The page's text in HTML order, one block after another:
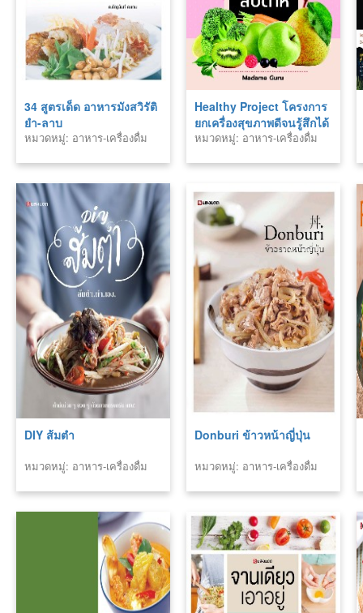
34 สูตรเด็ด อาหารมังสวิรัติ
ยำ-ลาบ
หมวดหมู่: อาหาร-เครื่องดื่ม
Healthy Project โครงการ
ยกเครื่องสุขภาพดีจนรู้สึกได้
ใน 4 สัปดาห์
หมวดหมู่: อาหาร-เครื่องดื่ม
DIY ส้มตำ
หมวดหมู่: อาหาร-เครื่องดื่ม
Donburi ข้าวหน้าญี่ปุ่น
หมวดหมู่: อาหาร-เครื่องดื่ม